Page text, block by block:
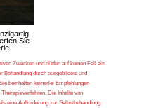
Sie
Zwecken und dürfen auf keinen Fall als
Behandlung durch ausgebildete und
beinhalten keinerlei Empfehlungen
Die Inhalte von
eine Aufforderung zur Selbstbehandlung